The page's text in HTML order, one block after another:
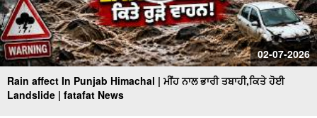
02-07-2026
Rain affect In Punjab Himachal | ਮੀਂਹ ਨਾਲ ਭਾਰੀ ਤਬਾਹੀ,ਕਿਤੇ ਹੋਈ
Landslide | fatafat News